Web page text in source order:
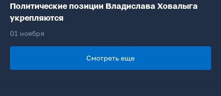
Политические позиции Владислава Ховалыга
укрепляются
01 ноября
Смотреть еще